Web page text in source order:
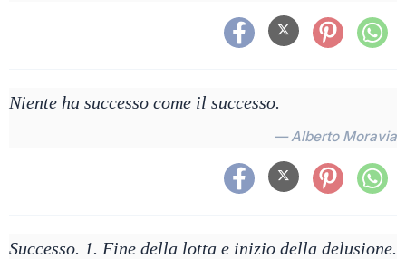
Niente ha successo come il successo.
— Alberto Moravia
Successo. 1. Fine della lotta e inizio della delusione.